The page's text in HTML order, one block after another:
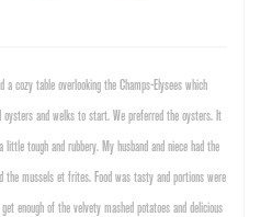
a cozy table overlooking the Champs-Elysees which
oysters and welks to start. We preferred the oysters. It
tough and rubbery. My husband and niece had the
the mussels et frites. Food was tasty and portions were
enough of the velvety mashed potatoes and delicious